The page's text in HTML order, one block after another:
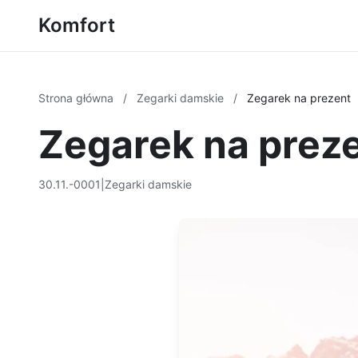
Komfort
Strona główna / Zegarki damskie / Zegarek na prezent
Zegarek na
30.11.-0001 Zegarki damskie